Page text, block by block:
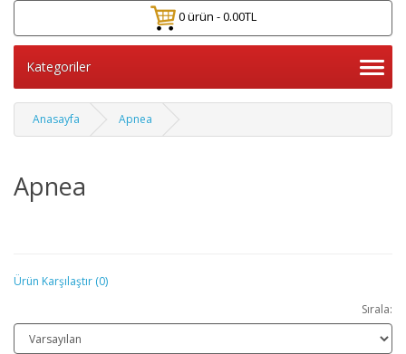
0 ürün - 0.00TL
Kategoriler
Anasayfa Apnea
Apnea
Ürün Karşılaştır (0)
Sırala: